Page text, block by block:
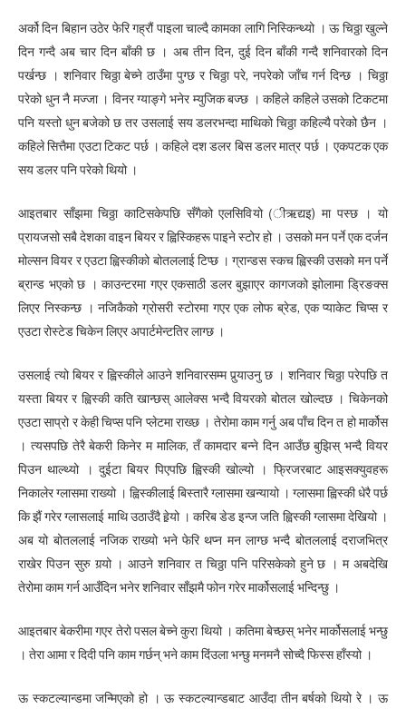
अर्को दिन बिहान उठेर फेरि गह्रौं पाइला चाल्दै कामका लागि निस्किन्थ्यो । ऊ चिठ्ठा खुल्ने
दिन गन्दै अब चार दिन बाँकी छ । अब तीन दिन, दुई दिन बाँकी गन्दै शनिवारको दिन
पर्खन्छ । शनिवार चिठ्ठा बेच्ने ठाउँमा पुग्छ र चिठ्ठा परे, नपरेको जाँच गर्न दिन्छ । चिठ्ठा
परेको धुन नै मज्जा । विनर ग्याङ्गे भनेर म्युजिक बज्छ । कहिले कहिले उसको टिकटमा
पनि यस्तो धुन बजेको छ तर उसलाई सय डलरभन्दा माथिको चिठ्ठा कहिल्यै परेको छैन ।
कहिले सित्तैमा एउटा टिकट पर्छ । कहिले दश डलर बिस डलर मात्र पर्छ । एकपटक एक
सय डलर पनि परेको थियो ।
आइतबार साँझमा चिठ्ठा काटिसकेपछि सँगैको एलसिवियो (ीऋद्यइ) मा पस्छ । यो
प्रायजसो सबै देशका वाइन बियर र ह्विस्किहरू पाइने स्टोर हो । उसको मन पर्ने एक दर्जन
मोल्सन वियर र एउटा ह्विस्कीको बोतललाई टिप्छ । ग्रान्डस स्कच ह्विस्की उसको मन पर्ने
ब्रान्ड भएको छ । काउन्टरमा गएर एकसाठी डलर बुझाएर कागजको झोलामा ड्रिङक्स
लिएर निस्कन्छ । नजिकैको ग्रोसरी स्टोरमा गएर एक लोफ ब्रेड, एक प्याकेट चिप्स र
एउटा रोस्टेड चिकेन लिएर अपार्टमेन्टतिर लाग्छ ।
उसलाई त्यो बियर र ह्विस्कीले आउने शनिवारसम्म पुर्‍याउनु छ । शनिवार चिठ्ठा परेपछि त
यस्ता बियर र ह्विस्की कति खान्छस् आलेक्स भन्दै वियरको बोतल खोल्दछ । चिकेनको
एउटा साप्रो र केही चिप्स पनि प्लेटमा राख्छ । तेरोमा काम गर्नु अब पाँच दिन त हो मार्कोस
। त्यसपछि तेरै बेकरी किनेर म मालिक, तँ कामदार बन्ने दिन आउँछ बुझिस् भन्दै वियर
पिउन थाल्थ्यो । दुईटा बियर पिएपछि ह्विस्की खोल्यो । फ्रिजरबाट आइसक्युवहरू
निकालेर ग्लासमा राख्यो । ह्विस्कीलाई बिस्तारै ग्लासमा खन्यायो । ग्लासमा ह्विस्की धेरै पर्छ
कि झैं गरेर ग्लासलाई माथि उठाउँदै हेर्‍यो । करिब डेड इन्ज जति ह्विस्की ग्लासमा देखियो ।
अब यो बोतललाई नजिक राख्यो भने फेरि थप्न मन लाग्छ भन्दै बोतललाई दराजभित्र
राखेर पिउन सुरु गर्‍यो । आउने शनिवार त चिठ्ठा पनि परिसकेको हुने छ । म अबदेखि
तेरोमा काम गर्न आउँदिन भनेर शनिवार साँझमै फोन गरेर मार्कोसलाई भन्दिन्छु ।
आइतबार बेकरीमा गएर तेरो पसल बेच्ने कुरा थियो । कतिमा बेच्छस् भनेर मार्कोसलाई भन्छु
। तेरा आमा र दिदी पनि काम गर्छन् भने काम दिंउला भन्छु मनमनै सोच्दै फिस्स हाँस्यो ।
ऊ स्कटल्यान्डमा जन्मिएको हो । ऊ स्कटल्यान्डबाट आउँदा तीन बर्षको थियो रे । ऊ